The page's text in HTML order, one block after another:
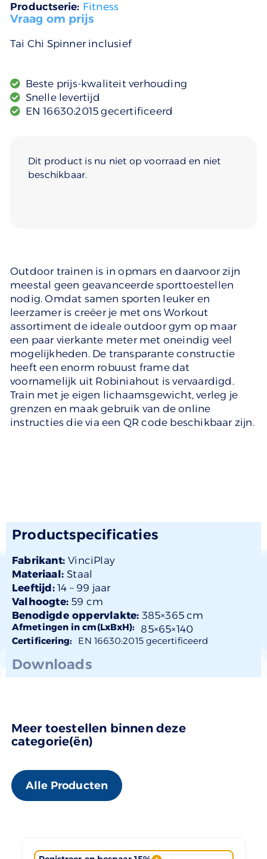
Productserie: Fitness
Vraag om prijs
Tai Chi Spinner inclusief
Beste prijs-kwaliteit verhouding
Snelle levertijd
EN 16630:2015 gecertificeerd
Dit product is nu niet op voorraad en niet
beschikbaar.
Outdoor trainen is in opmars en daarvoor zijn
meestal geen geavanceerde sporttoestellen
nodig. Omdat samen sporten leuker en
leerzamer is creëer je met ons Workout
assortiment de ideale outdoor gym op maar
een paar vierkante meter met oneindig veel
mogelijkheden. De transparante constructie
heeft een enorm robuust frame dat
voornamelijk uit Robiniahout is vervaardigd.
Train met je eigen lichaamsgewicht, verleg je
grenzen en maak gebruik van de online
instructies die via een QR code beschikbaar zijn.
Productspecificaties
Fabrikant:VinciPlay
Materiaal:Staal
Leeftijd:14 – 99 jaar
Valhoogte: 59 cm
Benodigde oppervlakte: 385×365 cm
Afmetingen in cm(LxBxH): 85×65×140
Certificering: EN 16630:2015 gecertificeerd
Downloads
Meer toestellen binnen deze
categorie(ën)
Alle Producten